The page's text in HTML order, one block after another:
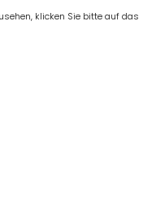
klicken Sie bitte auf das